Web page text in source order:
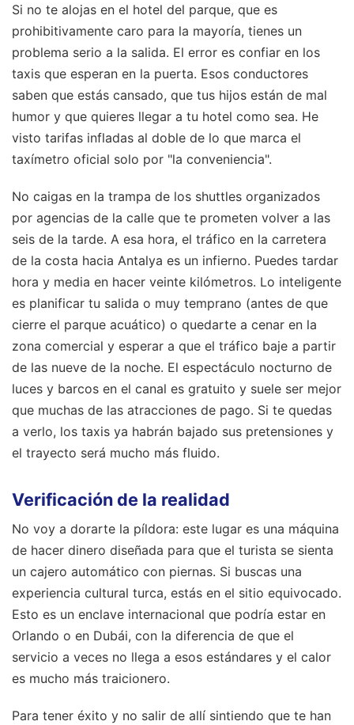
Si no te alojas en el hotel del parque, que es
prohibitivamente caro para la mayoría, tienes un
problema serio a la salida. El error es confiar en los
taxis que esperan en la puerta. Esos conductores
saben que estás cansado, que tus hijos están de mal
humor y que quieres llegar a tu hotel como sea. He
visto tarifas infladas al doble de lo que marca el
taxímetro oficial solo por "la conveniencia".
No caigas en la trampa de los shuttles organizados
por agencias de la calle que te prometen volver a las
seis de la tarde. A esa hora, el tráfico en la carretera
de la costa hacia Antalya es un infierno. Puedes tardar
hora y media en hacer veinte kilómetros. Lo inteligente
es planificar tu salida o muy temprano (antes de que
cierre el parque acuático) o quedarte a cenar en la
zona comercial y esperar a que el tráfico baje a partir
de las nueve de la noche. El espectáculo nocturno de
luces y barcos en el canal es gratuito y suele ser mejor
que muchas de las atracciones de pago. Si te quedas
a verlo, los taxis ya habrán bajado sus pretensiones y
el trayecto será mucho más fluido.
Verificación de la realidad
No voy a dorarte la píldora: este lugar es una máquina
de hacer dinero diseñada para que el turista se sienta
un cajero automático con piernas. Si buscas una
experiencia cultural turca, estás en el sitio equivocado.
Esto es un enclave internacional que podría estar en
Orlando o en Dubái, con la diferencia de que el
servicio a veces no llega a esos estándares y el calor
es mucho más traicionero.
Para tener éxito y no salir de allí sintiendo que te han